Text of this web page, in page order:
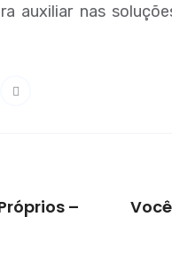
auxiliar nas
–